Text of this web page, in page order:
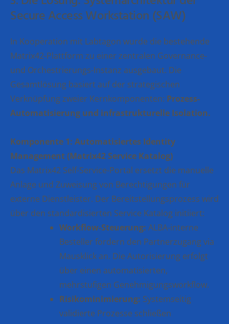
Secure Access Workstation (SAW)
In Kooperation mit Labtagon wurde die bestehende
Matrix42-Plattform zu einer zentralen Governance-
und Orchestrierungs-Instanz ausgebaut. Die
Gesamtlösung basiert auf der strategischen
Verknüpfung zweier Kernkomponenten: Prozess-
Automatisierung und infrastrukturelle Isolation.
Komponente 1: Automatisiertes Identity
Management (Matrix42 Service Katalog)
Das Matrix42 Self-Service-Portal ersetzt die manuelle
Anlage und Zuweisung von Berechtigungen für
externe Dienstleister. Der Bereitstellungsprozess wird
über den standardisierten Service Katalog initiiert:
Workflow-Steuerung: ALBA-interne
Besteller fordern den Partnerzugang via
Mausklick an. Die Autorisierung erfolgt
über einen automatisierten,
mehrstufigen Genehmigungsworkflow.
Risikominimierung: Systemseitig
validierte Prozesse schließen